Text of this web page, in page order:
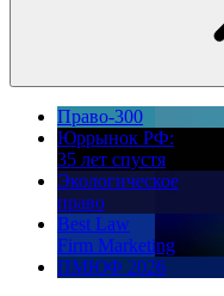
Право-300
Юррынок РФ:
35 лет спустя
Экологическое
право
Best Law
Firm Marketing
ПМЮФ 2026